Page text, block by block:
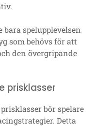
spelupplevelsen
som behövs för att
den övergripande
prisklasser
bör spelare
Detta